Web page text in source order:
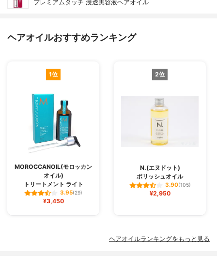
プレミアムタッチ 浸透美容液ヘアオイル
ヘアオイルおすすめランキング
1位
MOROCCANOIL(モロッカン
オイル)
トリートメント ライト
3.95(29)
¥3,450
2位
N.(エヌドット)
ポリッシュオイル
3.90(105)
¥2,950
ヘアオイルランキングをもっと見る